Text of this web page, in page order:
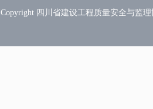
Copyright 四川省建设工程质量安全与监理